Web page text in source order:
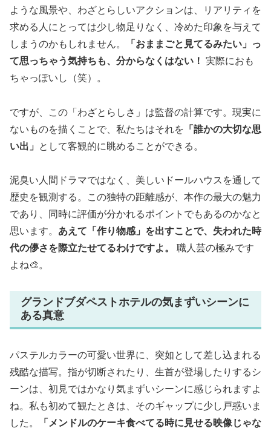
ような風景や、わざとらしいアクションは、リアリティを
求める人にとっては少し物足りなく、冷めた印象を与えて
しまうのかもしれません。
「おままごと見てるみたい」っ
て思っちゃう気持ちも、分からなくはない！ 実際におも
ちゃっぽいし（笑）。
ですが、この「わざとらしさ」は監督の計算です。現実に
ないものを描くことで、私たちはそれを 「誰かの大切な思
い出」
として客観的に眺めることができる。
泥臭い人間ドラマではなく、美しいドールハウスを通して
歴史を観測する。この独特の距離感が、本作の最大の魅力
であり、同時に評価が分かれるポイントでもあるのかなと
思います。 あえて「作り物感」を出すことで、失われた時
代の儚さを際立たせてるわけですよ。
職人芸の極みです
よね🎨。
グランドブダペストホテルの気まずいシーンに
ある真意
パステルカラーの可愛い世界に、突如として差し込まれる
残酷な描写。指が切断されたり、生首が登場したりするシ
ーンは、初見ではかなり気まずいシーンに感じられますよ
ね。私も初めて観たときは、そのギャップに少し戸惑いま
した。
「メンドルのケーキ食べてる時に見せる映像じゃな